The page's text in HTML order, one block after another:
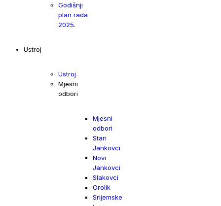
Godišnji
plan rada
2025.
Ustroj
Ustroj
Mjesni
odbori
Mjesni
odbori
Stari
Jankovci
Novi
Jankovci
Slakovci
Orolik
Srijemske